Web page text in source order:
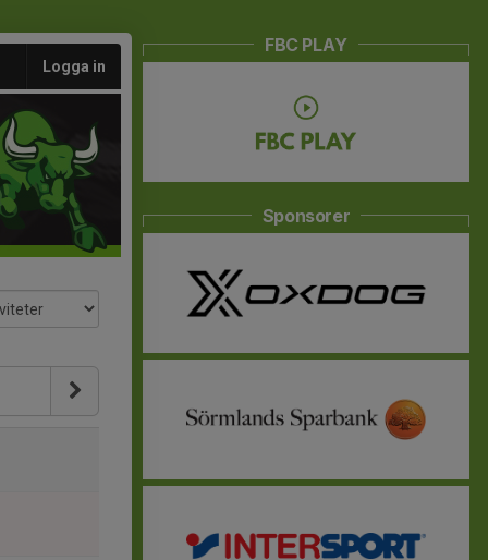
Logga in
FBC PLAY
Sponsorer